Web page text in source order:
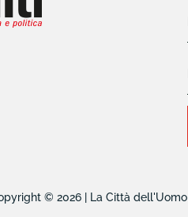
© 2026 | La Città dell'Uomo